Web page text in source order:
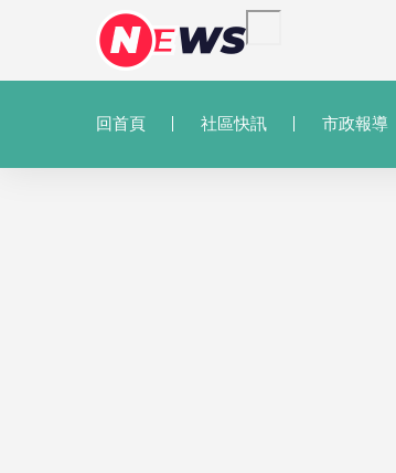
回首頁 社區快訊 市政報導